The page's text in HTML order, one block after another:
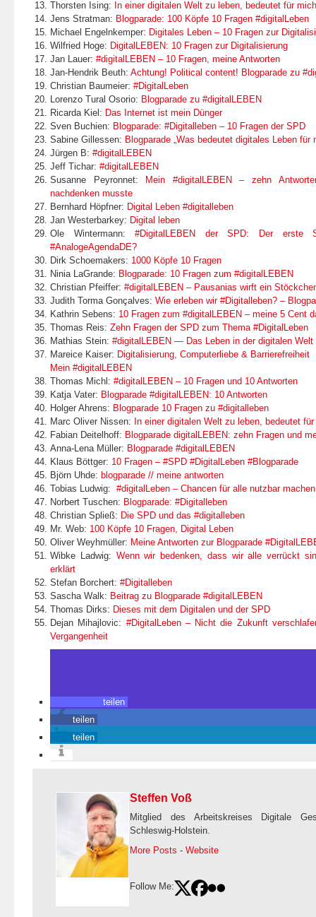
Thorsten Ising: In einer digitalen Welt zu leben, bedeutet für
Jens Stratman: Blogparade: 100 Köpfe 10 Fragen #digitalLeben
Michael Engelnkemper: Digitales Leben – 10 Fragen zur
Wilfried Hoge: DigitalLEBEN: 10 Fragen zur Digitalisierung
Jan Lauer: #digitalLEBEN – 10 Fragen, meine Antworten
Jan-Hendrik Beuth: Achtung! Political content! Blogparade zu
Christian Baumeier: #DigitalLeben
Lorenzo Tural Osorio: Blogparade zu #digitalLEBEN
Ricarda Kiel: Das Internet ist mein Dünger
Sven Buchien: Blogparade: #Digitalleben – 10 Fragen der SPD
Sabine Gillessen: Blogparade „Was bedeutet digitales Leben für
Jürgen B: #digitalLEBEN
Jeff Tichar: #digitalLEBEN
Susanne Peyronnet: Mein #digitalLEBEN – zehn
nachdenken musste
Bernhard Höpfner: Digital Leben #digitalleben
Jan Westerbarkey: Digital leben
Ole Wintermann:#DigitalLEBEN der SPD: Der erste
#AnalogeAgendaDE?
Dirk Schoemakers: 1000 Köpfe 10 Fragen
Ninia LaGrande: Blogparade: 10 Fragen zum #digitalLEBEN
Christian Pfeiffer: #digitalLEBEN – Pausanias wirft ein
Judith Torma Gonçalves: Wie erleben wir #Digitalleben? –
Kathrin Sebens: 10 Fragen zum #digitalLEBEN – meine 5 Cent
Thomas Reis: Zehn Fragen der SPD zum Thema #DigitalLeben
Mathias Stein: #digitalLEBEN — Das Leben in der digitalen Welt
Mareice Kaiser: Digitalisierung, Computerliebe & Barrierefreiheit
Mein #digitalLEBEN
Thomas Michl: #digitalLEBEN – 10 Fragen und 10 Antworten
Katja Vater: Blogparade #digitalLEBEN: 10 Antworten
Holger Ahrens: Blogparade 10 Fragen zu #digitalleben
Marc Oliver Nissen: In einer digitalen Welt zu leben, bedeutet
Fabian Deitelhoff: Blogparade digitalLEBEN: zehn Fragen und
Anna-Lena Müller: Blogparade #digitalLEBEN
Klaus Böttger: 10 Fragen – #SPD #DigitalLeben #Blogparade
Björn Uhde: blogparade // meine antworten
Tobias Ludwig: #digitalLeben – Chancen für alle nutzbar machen
Norbert Tuschen: Blogparade: #Digitalleben
Christian Spließ: Die SPD und das #digitalleben
Mr. Web: 100 Köpfe 10 Fra­gen, Digital Leben
Oliver Weyhmüller: Meine Antworten zur Blogparade
Wibke Ladwig: Wenn wir bedenken, dass wir alle verrückt
erklärt
Stefan Borchert: #Digitalleben
Sascha Walk: Beitrag zu Blogparade #digitalLEBEN
Thomas Dirks: Dieses mit dem Digitalen und der SPD
Dejan Miha­jlo­vic: #Digi­tal­Le­ben – Nicht die Zukunft
Ver­gan­gen­heit
teilen
teilen
teilen
Steffen Voß
Mitglied des Arbeitskreises Digitale
Schleswig-Holstein.
More Posts -Website
Follow Me: